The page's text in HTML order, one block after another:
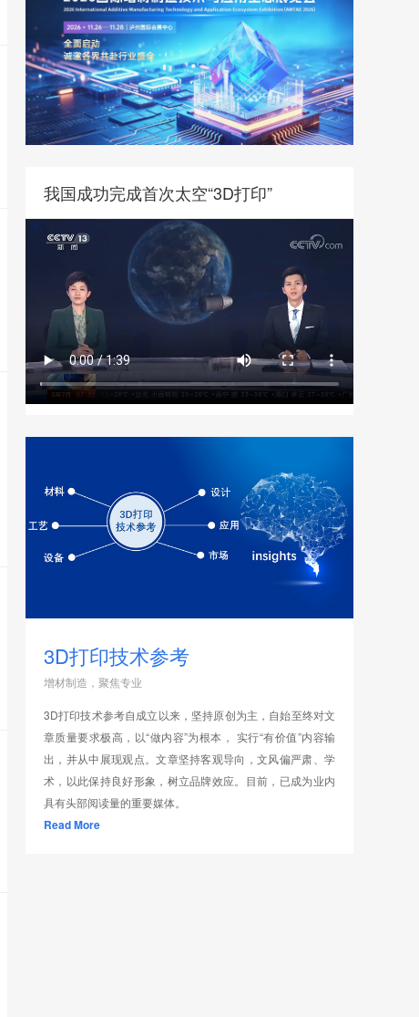
我国成功完成首次太空“3D打印”
3D打印技术参考
增材制造，聚焦专业
3D打印技术参考自成立以来，坚持原创为主，自始至终对文
章质量要求极高，以“做内容”为根本， 实行“有价值”内容输
出，并从中展现观点。文章坚持客观导向，文风偏严肃、学
术，以此保持良好形象，树立品牌效应。目前，已成为业内
具有头部阅读量的重要媒体。
Read More